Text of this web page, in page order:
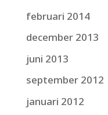
februari 2014
december 2013
juni 2013
september 2012
januari 2012